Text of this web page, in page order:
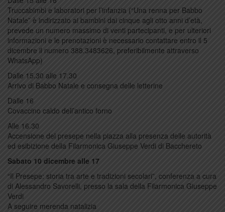
Truccabimbi e laboratori per l’infanzia (“Una renna per Babbo
Natale” è indirizzato ai bambini dai cinque agli otto anni d’età,
prevede un numero massimo di venti partecipanti, e per ulteriori
informazioni e le prenotazioni è necessario contattare entro il 5
dicembre il numero 388.3483626, preferibilmente attraverso
WhatsApp)
Dalle 15.30 alle 17.30
Arrivo di Babbo Natale e consegna delle letterine
Dalle 16
Covaccino caldo dell’antico forno
Alle 16.30
Accensione del presepe nella piazza alla presenza delle autorità
ed esibizione della Filarmonica Giuseppe Verdi di Bacchereto
Sabato 10 dicembre alle 17
“Il Presepe: storia tra arte e tradizioni secolari”, conferenza a cura
di Alessandro Savorelli, presso la sala della Filarmonica Giuseppe
Verdi
A seguire merenda natalizia